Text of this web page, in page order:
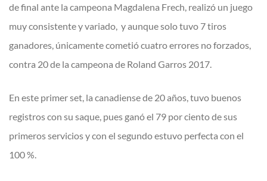
de final ante la campeona Magdalena Frech, realizó un juego
muy consistente y variado, y aunque solo tuvo 7 tiros
ganadores, únicamente cometió cuatro errores no forzados,
contra 20 de la campeona de Roland Garros 2017.
En este primer set, la canadiense de 20 años, tuvo buenos
registros con su saque, pues ganó el 79 por ciento de sus
primeros servicios y con el segundo estuvo perfecta con el
100 %.